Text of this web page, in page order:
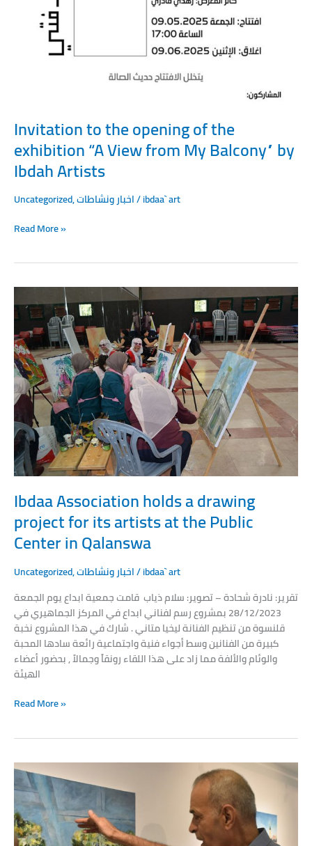
Invitation to the opening of the
exhibition “A View from My Balcony” by
Ibdah Artists
Uncategorized,اخبار ونشاطات/ibdaa` art
exhibition
Artists
Read More »
Ibdaa Association holds a drawing
project for its artists at the Public
Center in Qalanswa
Uncategorized,اخبار ونشاطات/ibdaa` art
تقرير: نادرة شحادة – تصوير: سلام ذياب قامت جمعية ابداع يوم الجمعة
28/12/2023 بمشروع رسم لفناني ابداع في المركز الجماهيري في
قلنسوة من تنظيم الفنانة ليخيا متاني . شارك في هذا المشروع نخبة
كبيرة من الفنانين وسط أجواء فنية واجتماعية رائعة سادها المحبة
والوئام والألفة مما زاد على هذا اللقاء رونقاً وجمالاً , بحضور أعضاء
الهيئة
Association
holds
a
drawing
project
for
its
artists
at
the
Public
Center
in
Qalanswa
Read More »
Ebdaa
Association
invites
you
to